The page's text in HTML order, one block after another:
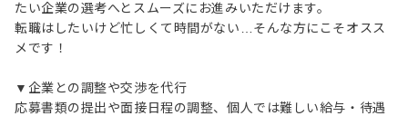
たい企業の選考へとスムーズにお進みいただけます。
転職はしたいけど忙しくて時間がない…そんな方にこそオスス
メです！
▼企業との調整や交渉を代行
応募書類の提出や面接日程の調整、個人では難しい給与・待遇